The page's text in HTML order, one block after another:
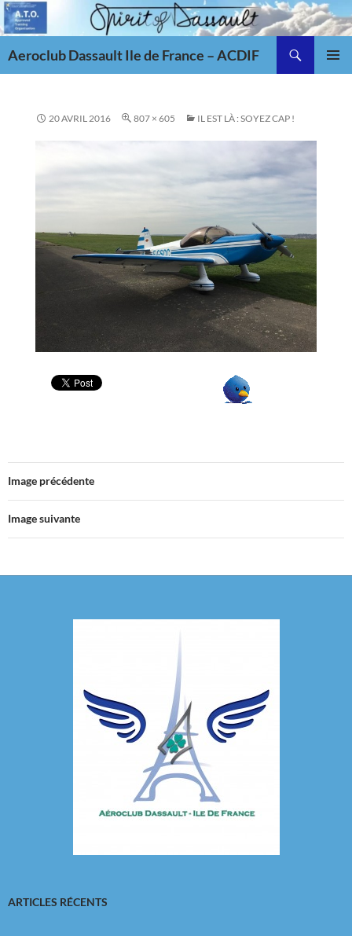
Aller
au
Aeroclub Dassault Ile de France – ACDIF
20 AVRIL 2016 807 × 605 IL EST LÀ : SOYEZ CAP !
Image précédente
Image suivante
ARTICLES RÉCENTS